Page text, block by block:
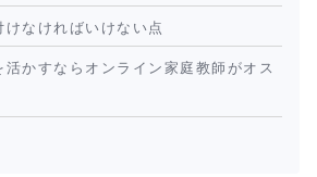
なければいけない点
かすならオンライン家庭教師がオス